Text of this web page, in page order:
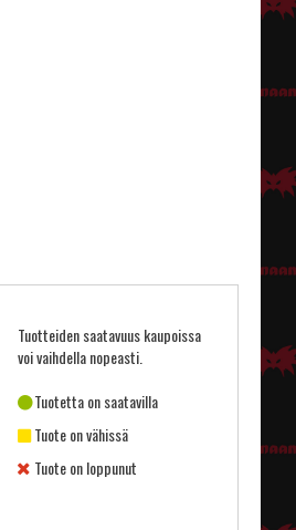
Tuotteiden saatavuus kaupoissa
voi vaihdella nopeasti.
Tuotetta on saatavilla
Tuote on vähissä
Tuote on loppunut